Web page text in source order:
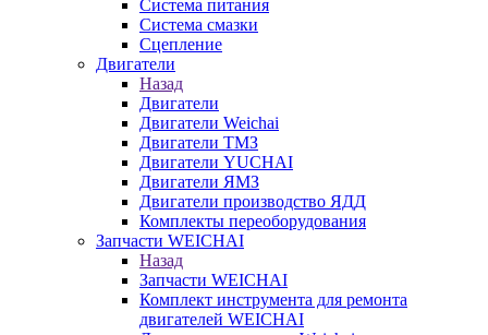
Система питания
Система смазки
Сцепление
Двигатели
Назад
Двигатели
Двигатели Weichai
Двигатели ТМЗ
Двигатели YUCHAI
Двигатели ЯМЗ
Двигатели производство ЯДД
Комплекты переоборудования
Запчасти WEICHAI
Назад
Запчасти WEICHAI
Комплект инструмента для ремонта
двигателей WEICHAI